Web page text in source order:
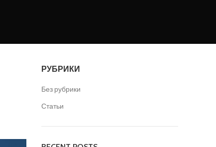
РУБРИКИ
Без рубрики
Статьи